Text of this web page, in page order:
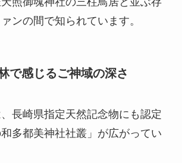
ンの間で知られています。
で感じるご神域の深さ
長崎県指定天然記念物にも認定
多都美神社社叢」が広がってい